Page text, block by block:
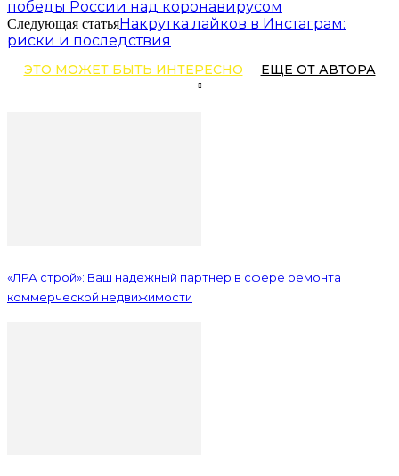
победы России над коронавирусом
Следующая статьяНакрутка лайков в Инстаграм:
риски и последствия
ЭТО МОЖЕТ БЫТЬ ИНТЕРЕСНО ЕЩЕ ОТ АВТОРА
«ЛРА строй»: Ваш надежный партнер в сфере ремонта
коммерческой недвижимости